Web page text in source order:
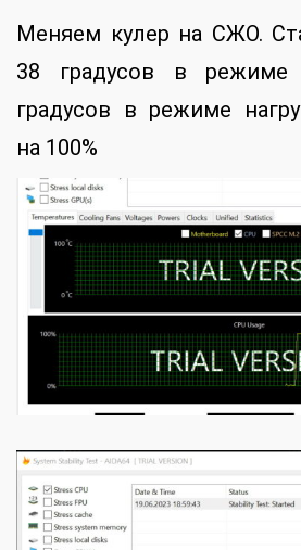
Меняем кулер на СЖО.
38 градусов в
градусов в режиме
на 100%